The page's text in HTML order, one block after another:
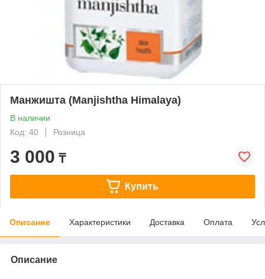
Манжишта (Manjishtha Himalaya)
В наличии
Код: 40
Розница
3 000 ₸
Купить
Описание Характеристики Доставка Оплата
Описание